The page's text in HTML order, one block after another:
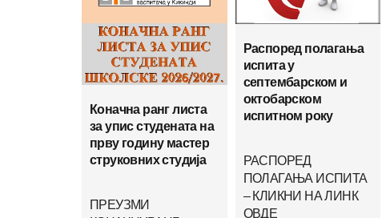
Коначна ранг листа
за упис студената на
прву годину мастер
струковних студија
ПРЕУЗМИ
Распоред полагања
испита у
септембарском и
октобарском
испитном року
РАСПОРЕД
ПОЛАГАЊА ИСПИТА
– КЛИКНИ НА ЛИНК
ОВДЕ